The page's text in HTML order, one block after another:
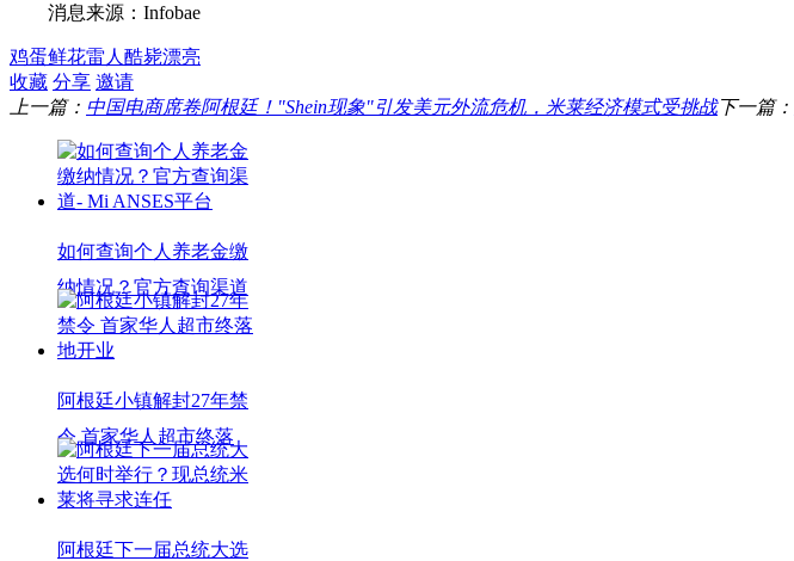
消息来源：Infobae
鸡蛋鲜花雷人 酷毙漂亮
收藏 分享 邀请
上一篇： 中国电商席卷阿根廷！"Shein现象"引发美元外流危机，米莱经济模式受挑战下一篇：
如何查询个人养老金缴
纳情况？官方查询渠道
阿根廷小镇解封27年禁
令 首家华人超市终落
阿根廷下一届总统大选